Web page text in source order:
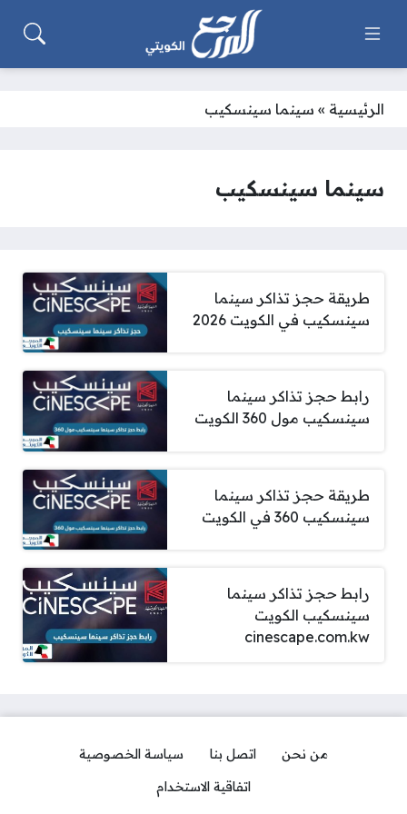
الرئيسية » سينما سينسكيب
سينما سينسكيب
طريقة حجز تذاكر سينما
سينسكيب في الكويت 2026
رابط حجز تذاكر سينما
سينسكيب مول 360 الكويت
طريقة حجز تذاكر سينما
سينسكيب 360 في الكويت
رابط حجز تذاكر سينما
سينسكيب الكويت
cinescape.com.kw
من نحن اتصل بنا
سياسة الخصوصية
اتفاقية الاستخدام